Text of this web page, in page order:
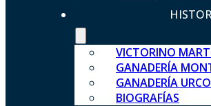
VICTORINO
GANADERÍA
GANADERÍA
BIOGRAFÍAS